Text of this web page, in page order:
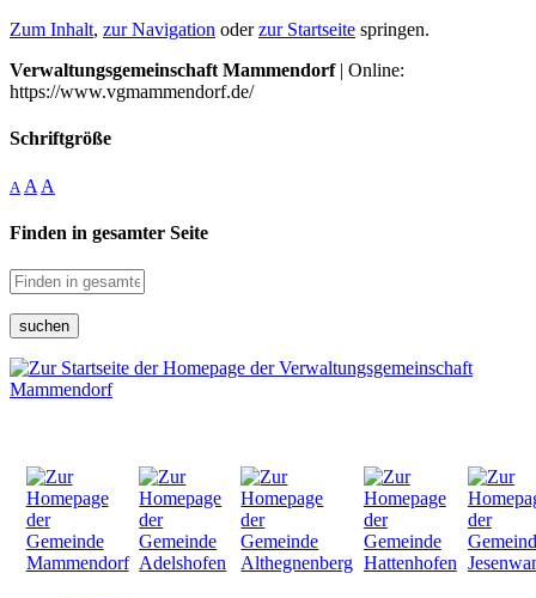
Zum Inhalt, zur Navigation oderzur Startseite springen.
Verwaltungsgemeinschaft Mammendorf| Online:
https://www.vgmammendorf.de/
Schriftgröße
A A A
Finden in gesamter Seite
suchen